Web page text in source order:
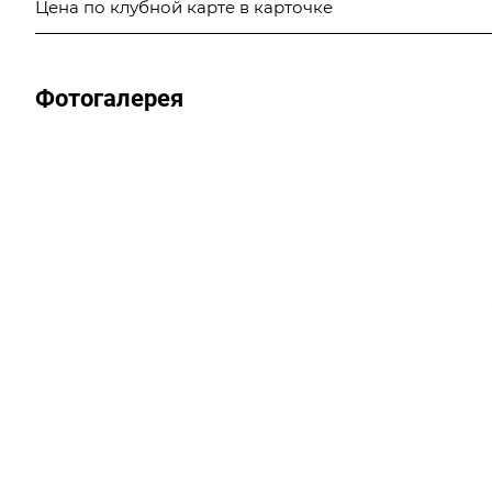
Цена по клубной карте в карточке
Фотогалерея